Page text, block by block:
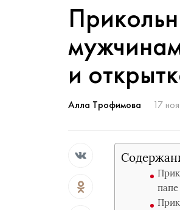
и
Алла Трофимова 17
папе